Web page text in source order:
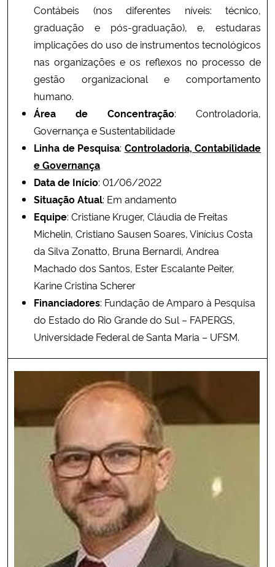
Contábeis (nos diferentes níveis: técnico,
graduação e pós-graduação), e, estudaras
implicações do uso de instrumentos tecnológicos
nas organizações e os reflexos no processo de
gestão organizacional e comportamento
humano.
Área de Concentração: Controladoria,
Governança e Sustentabilidade
Linha de Pesquisa: Controladoria, Contabilidade
e Governança
Data de Início: 01/06/2022
Situação Atual: Em andamento
Equipe: Cristiane Kruger, Cláudia de Freitas
Michelin, Cristiano Sausen Soares, Vinícius Costa
da Silva Zonatto, Bruna Bernardi, Andrea
Machado dos Santos, Ester Escalante Peiter,
Karine Cristina Scherer
Financiadores: Fundação de Amparo à Pesquisa
do Estado do Rio Grande do Sul – FAPERGS,
Universidade Federal de Santa Maria – UFSM.